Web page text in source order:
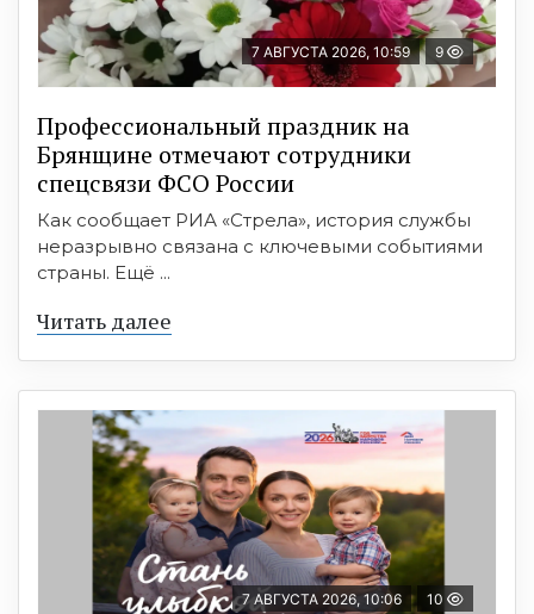
7 АВГУСТА 2026, 10:59 9
Профессиональный праздник на
Брянщине отмечают сотрудники
спецсвязи ФСО России
Как сообщает РИА «Стрела», история службы
неразрывно связана с ключевыми событиями
страны. Ещё ...
Читать далее
7 АВГУСТА 2026, 10:06 10